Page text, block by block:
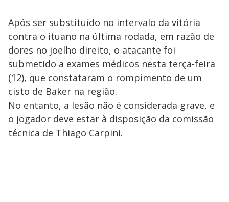
Após ser substituído no intervalo da vitória
contra o ituano na última rodada, em razão de
dores no joelho direito, o atacante foi
submetido a exames médicos nesta terça-feira
(12), que constataram o rompimento de um
cisto de Baker na região.
No entanto, a lesão não é considerada grave, e
o jogador deve estar à disposição da comissão
técnica de Thiago Carpini.